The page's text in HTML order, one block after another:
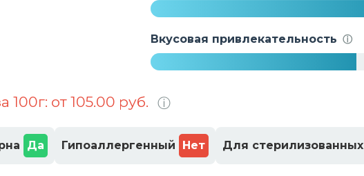
Вкусовая привлекательность ⓘ
100г: от 105.00 руб. ⓘ
Да Гипоаллергенный Нет Для стерилизованных